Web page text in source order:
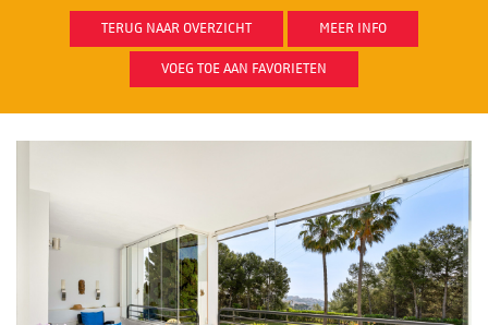
TERUG NAAR OVERZICHT MEER INFO
VOEG TOE AAN FAVORIETEN